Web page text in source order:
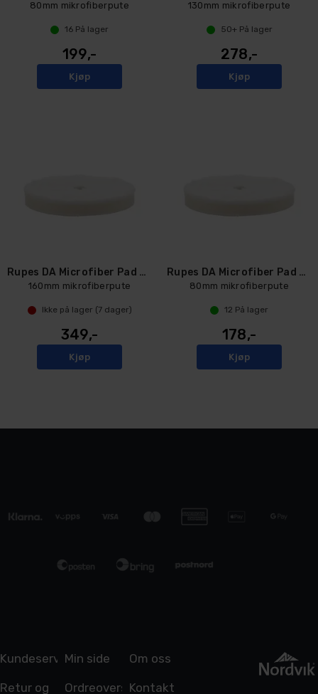
80mm mikrofiberpute
16 På lager
199,-
Kjøp
130mm mikrofiberpute
50+På lager
278,-
Kjøp
Rupes DA Microfiber Pad UltraFine
160mm mikrofiberpute
Ikke på lager (7dager)
349,-
Kjøp
Rupes DA Microfiber Pad UltraFine
80mm mikrofiberpute
12 På lager
178,-
Kjøp
Kundeservice
Retur og
Min side
Ordreoversikt
Om oss
Kontakt